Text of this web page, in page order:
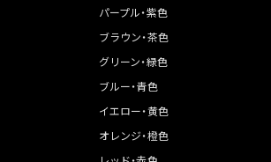
パープル・紫色
ブラウン・茶色
グリーン・緑色
ブルー・青色
イエロー・黄色
オレンジ・橙色